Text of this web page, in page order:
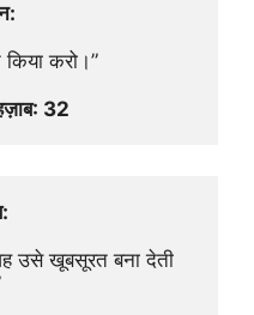
करो।”
32
उसे खूबसूरत बना देती